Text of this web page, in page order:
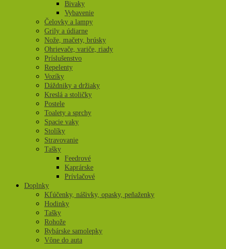
Bivaky
Vybavenie
Čelovky a lampy
Grily a údiarne
Nože, mačety, brúsky
Ohrievače, variče, riady
Príslušenstvo
Repelenty
Vozíky
Dáždniky a držiaky
Kreslá a stoličky
Postele
Toalety a sprchy
Spacie vaky
Stolíky
Stravovanie
Tašky
Feedrové
Kaprárske
Prívlačové
Doplnky
Kľúčenky, nášivky, opasky, peňaženky
Hodinky
Tašky
Rohože
Rybárske samolepky
Vône do auta